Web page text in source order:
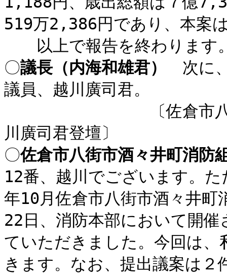
519万2,386円であり、本案
以上で報告を終わります
〇議長（内海和雄君）
次に
議員、越川廣司君。
〔佐倉市八街市酒
川廣司君登壇〕
〇佐倉市八街市酒々井町消防
12番、越川でございます。
年10月佐倉市八街市酒々井
22日、消防本部において開
ていただきました。今回は
きます。なお、提出議案は２